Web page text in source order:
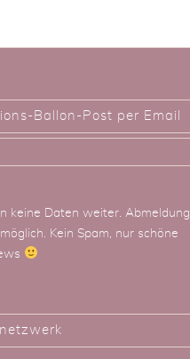
Ballon-Post per Email
keine Daten weiter. Abmeldung
Kein Spam, nur schöne